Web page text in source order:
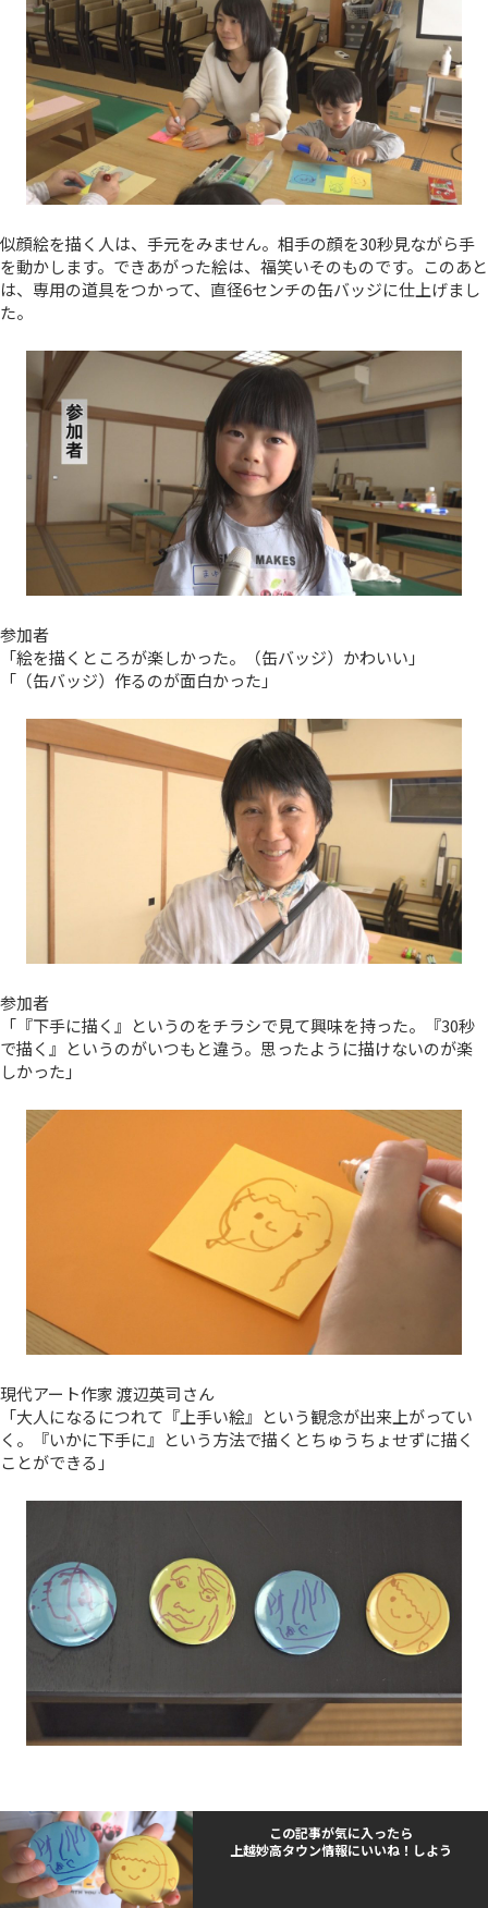
似顔絵を描く人は、手元をみません。相手の顔を30秒見ながら手
を動かします。できあがった絵は、福笑いそのものです。このあと
は、専用の道具をつかって、直径6センチの缶バッジに仕上げまし
た。
参加者
「絵を描くところが楽しかった。（缶バッジ）かわいい」
「（缶バッジ）作るのが面白かった」
参加者
「『下手に描く』というのをチラシで見て興味を持った。『30秒
で描く』というのがいつもと違う。思ったように描けないのが楽
しかった」
現代アート作家 渡辺英司さん
「大人になるにつれて『上手い絵』という観念が出来上がってい
く。『いかに下手に』という方法で描くとちゅうちょせずに描く
ことができる」
この記事が気に入ったら
上越妙高タウン情報にいいね！しよう